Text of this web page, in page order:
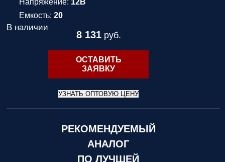
Напряжение: 12В
Емкость: 20
В наличии
8 131руб.
ОСТАВИТЬ
ЗАЯВКУ
УЗНАТЬ ОПТОВУЮ ЦЕНУ
РЕКОМЕНДУЕМЫЙ
АНАЛОГ
ПО ЛУЧШЕЙ